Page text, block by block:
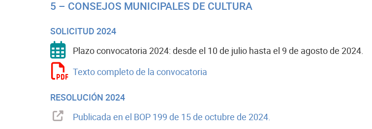
5 – CONSEJOS MUNICIPALES DE CULTURA
SOLICITUD 2024
Plazo convocatoria 2024: desde el 10 de julio hasta el 9 de agosto de 2024.
Texto completo de la convocatoria
RESOLUCIÓN 2024
Publicada en el BOP 199 de 15 de octubre de 2024.